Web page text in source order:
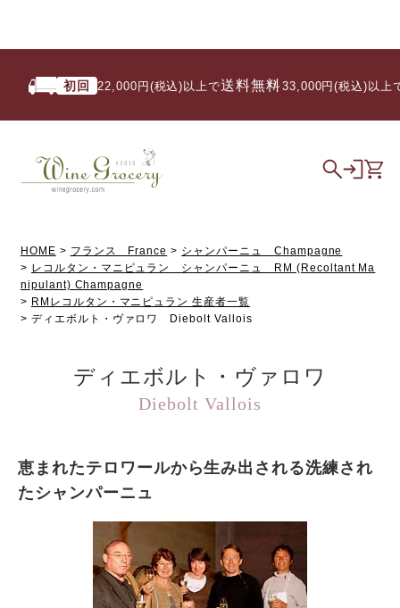
初回 22,000円(税込)以上で送料無料/ 33,000円(税込)以上で
HOME フランス France
シャンパーニュ Champagne
レコルタン・マニピュラン シャンパーニュ RM (Recoltant Ma
nipulant) Champagne
RMレコルタン・マニピュラン 生産者一覧
ディエボルト・ヴァロワ Diebolt Vallois
ディエボルト・ヴァロワ
Diebolt Vallois
恵まれたテロワールから生み出される洗練され
たシャンパーニュ